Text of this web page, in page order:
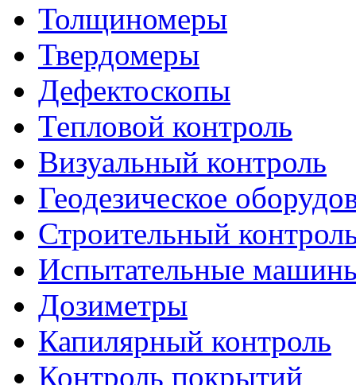
Толщиномеры
Твердомеры
Дефектоскопы
Тепловой контроль
Визуальный контроль
Геодезическое
Строительный
Испытательные
Дозиметры
Капилярный контроль
Контроль покрытий